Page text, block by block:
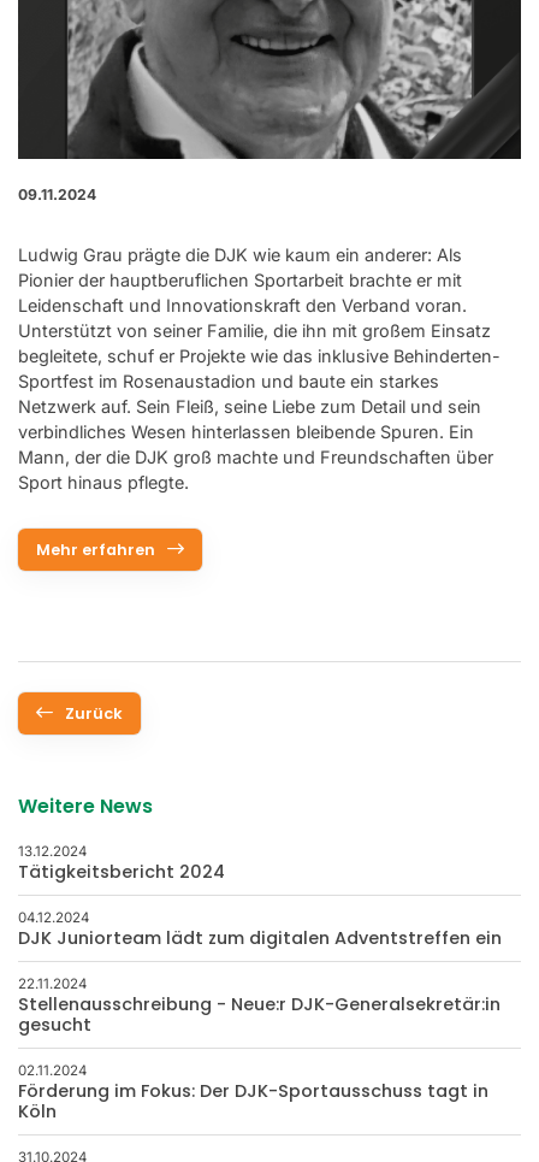
09.11.2024
Ludwig Grau prägte die DJK wie kaum ein anderer: Als
Pionier der hauptberuflichen Sportarbeit brachte er mit
Leidenschaft und Innovationskraft den Verband voran.
Unterstützt von seiner Familie, die ihn mit großem Einsatz
begleitete, schuf er Projekte wie das inklusive Behinderten-
Sportfest im Rosenaustadion und baute ein starkes
Netzwerk auf. Sein Fleiß, seine Liebe zum Detail und sein
verbindliches Wesen hinterlassen bleibende Spuren. Ein
Mann, der die DJK groß machte und Freundschaften über
Sport hinaus pflegte.
Mehr erfahren
Zurück
Weitere News
13.12.2024
Tätigkeitsbericht 2024
04.12.2024
DJK Juniorteam lädt zum digitalen Adventstreffen ein
22.11.2024
Stellenausschreibung - Neue:r DJK-Generalsekretär:in
gesucht
02.11.2024
Förderung im Fokus: Der DJK-Sportausschuss tagt in
Köln
31.10.2024